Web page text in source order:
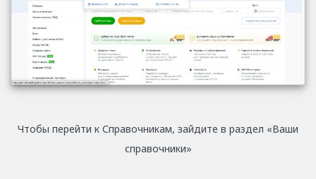
Чтобы перейти к Справочникам, зайдите в раздел «Ваши
справочники»